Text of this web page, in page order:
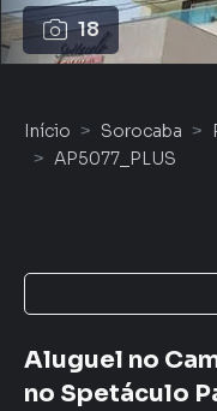
18
Início Sorocaba
AP5077_PLUS
Aluguel no
no Spetáculo